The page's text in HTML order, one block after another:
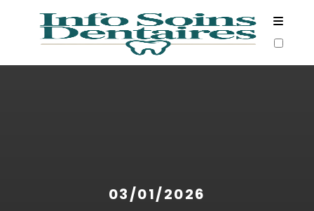
ARTICLES
03/01/2026